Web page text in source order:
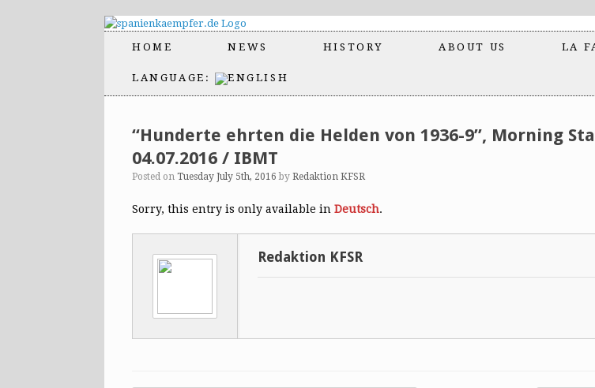
HOME NEWS HISTORY ABOUT US LA
LANGUAGE:
“Hunderte ehrten die Helden von 1936-9”, Morning
04.07.2016 / IBMT
Posted on Tuesday July 5th, 2016 by Redaktion KFSR
Sorry, this entry is only available in Deutsch.
Redaktion KFSR